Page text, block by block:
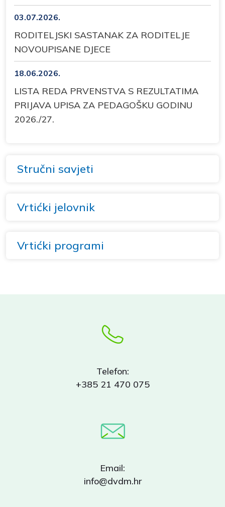
03.07.2026.
RODITELJSKI SASTANAK ZA RODITELJE
NOVOUPISANE DJECE
18.06.2026.
LISTA REDA PRVENSTVA S REZULTATIMA
PRIJAVA UPISA ZA PEDAGOŠKU GODINU
2026./27.
Stručni savjeti
Vrtićki jelovnik
Vrtićki programi
Telefon:
+385 21 470 075
Email:
info@dvdm.hr